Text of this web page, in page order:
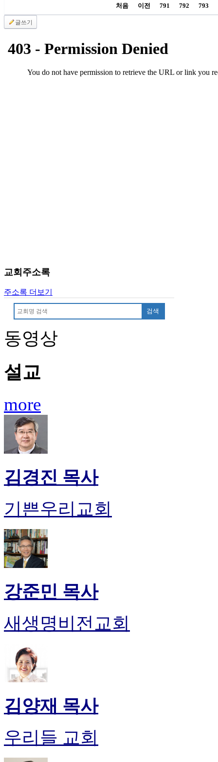
minky
합
장
입
발
기
부
약
임
중
절
리
아
신
노
제
이
무
료
만
남
플
시
알
스
후
발
기
진
약
아
탑-
시
처음 이전 791 792 793
글쓰기
교회주소록
주소록 더보기
검색
동영상
설교
more
김경진 목사
기쁜우리교회
강준민 목사
새생명비전교회
김양재 목사
우리들 교회